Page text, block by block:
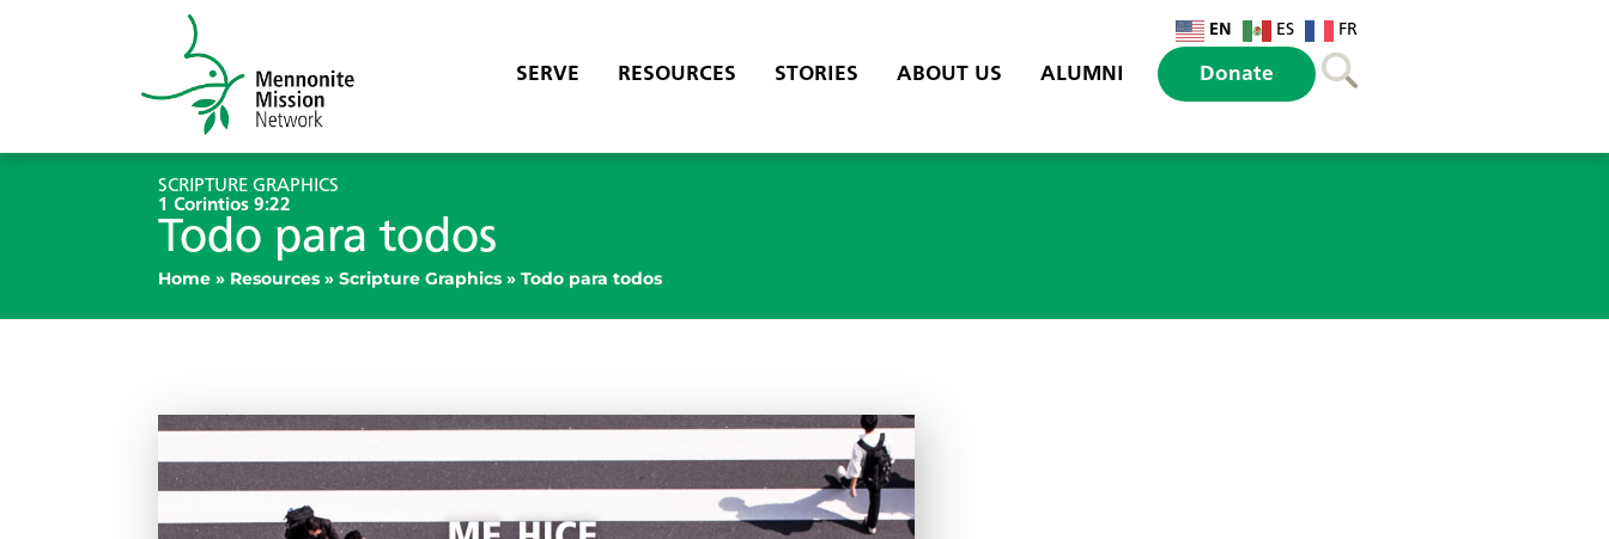
EN ES FR
SERVE RESOURCES STORIES ABOUT US ALUMNI Donate
SCRIPTURE GRAPHICS
1 Corintios 9:22
Todo para todos
Home » Resources » Scripture Graphics » Todo para todos